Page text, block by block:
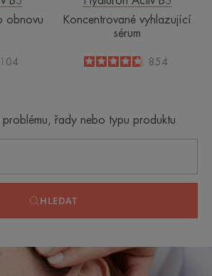
obnovu
4.7
/5104
Koncentrované vyhlazující
sérum
4.7
/
5
854
řady nebo typu produktu
HLEDAT